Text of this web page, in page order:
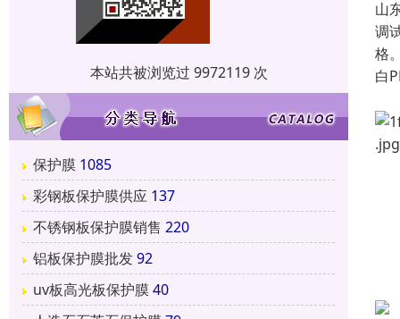
本站共被浏览过 9972119 次
保护膜 1085
彩钢板保护膜供应 137
不锈钢板保护膜销售 220
铝板保护膜批发92
uv板高光板保护膜40
山
调
格
白